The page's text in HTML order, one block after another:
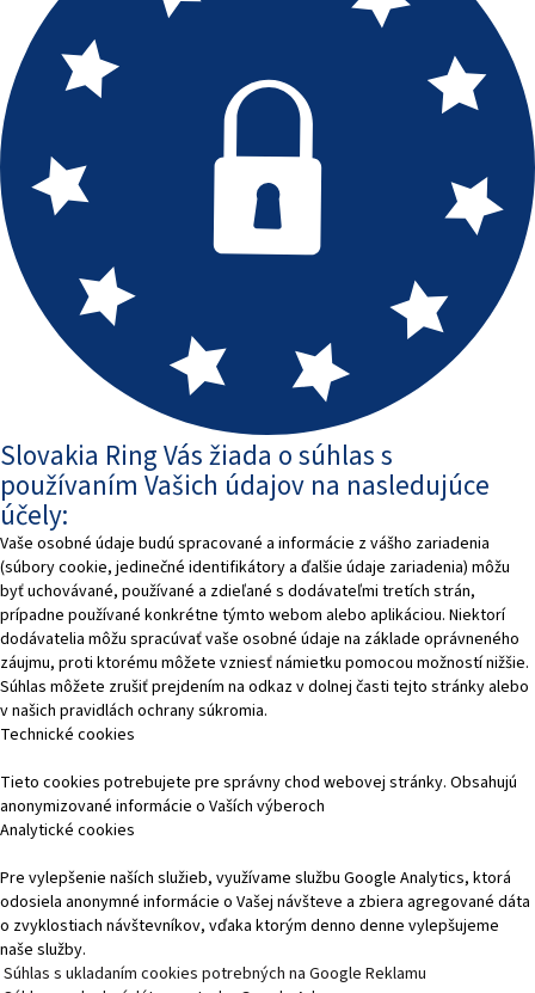
Slovakia Ring Vás žiada o súhlas s
používaním Vašich údajov na nasledujúce
účely:
Vaše osobné údaje budú spracované a informácie z vášho zariadenia
(súbory cookie, jedinečné identifikátory a ďalšie údaje zariadenia) môžu
byť uchovávané, používané a zdieľané s dodávateľmi tretích strán,
prípadne používané konkrétne týmto webom alebo aplikáciou. Niektorí
dodávatelia môžu spracúvať vaše osobné údaje na základe oprávneného
záujmu, proti ktorému môžete vzniesť námietku pomocou možností nižšie.
Súhlas môžete zrušiť prejdením na odkaz v dolnej časti tejto stránky alebo
v našich pravidlách ochrany súkromia.
Technické cookies
Tieto cookies potrebujete pre správny chod webovej stránky. Obsahujú
anonymizované informácie o Vaších výberoch
Analytické cookies
Pre vylepšenie naších služieb, využívame službu Google Analytics, ktorá
odosiela anonymné informácie o Vašej návšteve a zbiera agregované dáta
o zvyklostiach návštevníkov, vďaka ktorým denno denne vylepšujeme
naše služby.
Súhlas s ukladaním cookies potrebných na Google Reklamu